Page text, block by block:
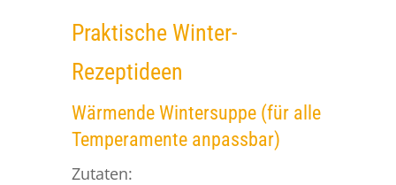
Praktische Winter-
Rezeptideen
Wärmende Wintersuppe (für alle
Temperamente anpassbar)
Zutaten: